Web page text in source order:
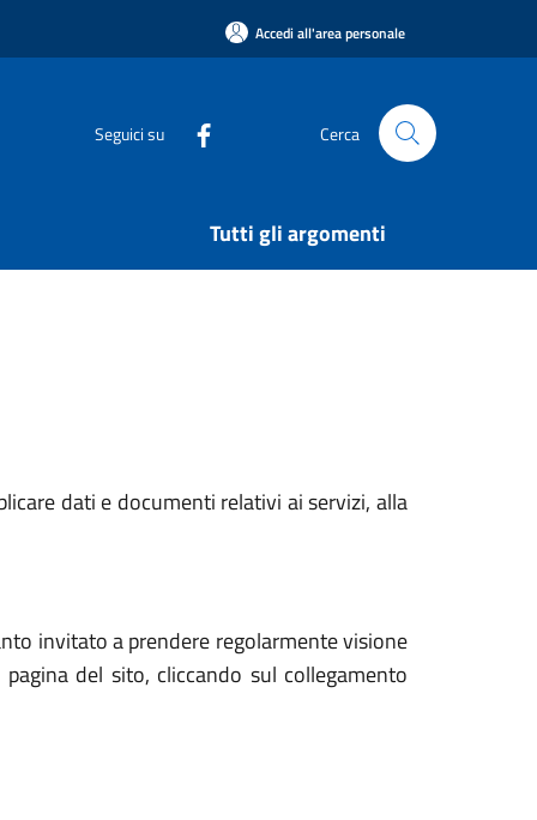
Accedi all'area personale
Seguici su Cerca
Tutti gli argomenti
dati e documenti relativi ai servizi, alla
invitato a prendere regolarmente visione
del sito, cliccando sul collegamento